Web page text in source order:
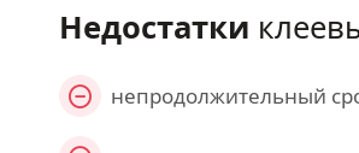
Недостатки
непродолжительный